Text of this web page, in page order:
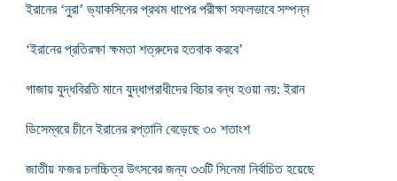
ইরানের ‘নুরা’ ভ্যাকসিনের প্রথম ধাপের পরীক্ষা সফলভাবে সম্পন্ন
‘ইরানের প্রতিরক্ষা ক্ষমতা শত্রুদের হতবাক করবে’
গাজায় যুদ্ধবিরতি মানে যুদ্ধাপরাধীদের বিচার বন্ধ হওয়া নয়: ইরান
ডিসেম্বরে চীনে ইরানের রপ্তানি বেড়েছে ৩০ শতাংশ
জাতীয় ফজর চলচ্চিত্র উৎসবের জন্য ৩৩টি সিনেমা নির্বাচিত হয়েছে